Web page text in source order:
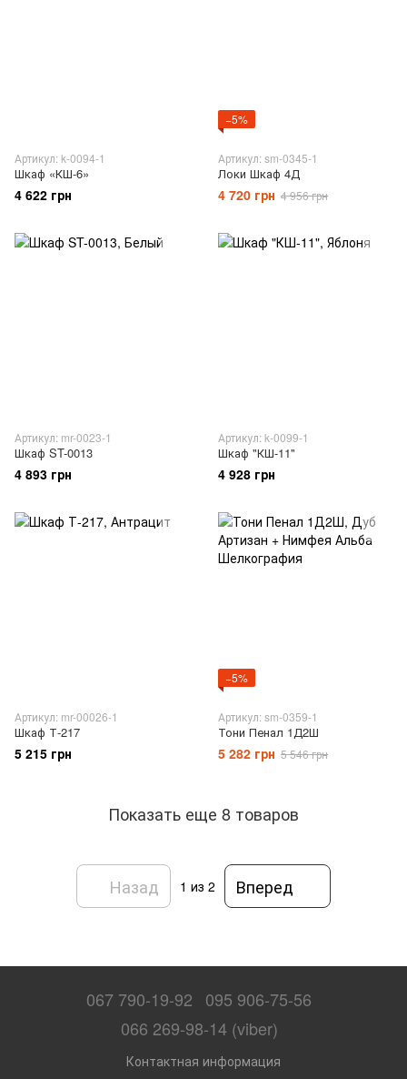
Артикул: k-0094-1
Шкаф «КШ-6»
4 622 грн
−5%
Артикул: sm-0345-1
Локи Шкаф 4Д
4 720 грн 4 956 грн
Артикул: mr-0023-1
Шкаф ST-0013
4 893 грн
Артикул: k-0099-1
Шкаф "КШ-11"
4 928 грн
Артикул: mr-00026-1
Шкаф Т-217
5 215 грн
−5%
Артикул: sm-0359-1
Тони Пенал 1Д2Ш
5 282 грн 5 546 грн
Показать еще 8 товаров
Назад 1 из 2 Вперед
067 790-19-92
095 906-75-56
066 269-98-14 (viber)
Контактная информация